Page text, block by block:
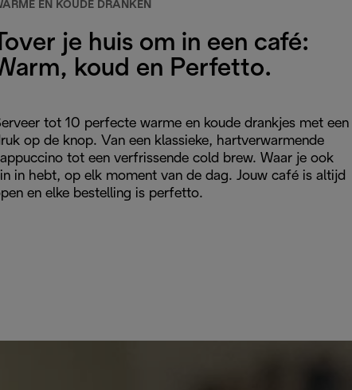
EN KOUDE DRANKEN
Tover je huis om in een café:
koud en Perfetto.
tot 10 perfecte warme en koude drankjes met een
op de knop. Van een klassieke, hartverwarmende
tot een verfrissende cold brew. Waar je ook
in hebt, op elk moment van de dag. Jouw café is altijd
en elke bestelling is perfetto.